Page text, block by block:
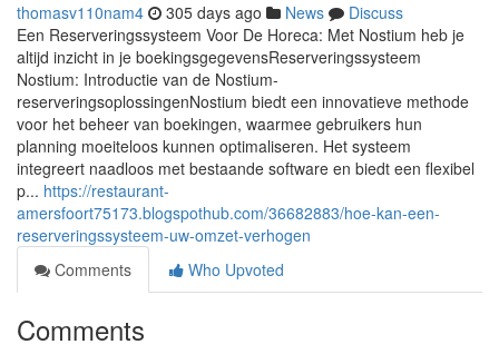
thomasv110nam4 305 days ago News
Discuss
Een Reserveringssysteem Voor De Horeca: Met Nostium heb je
altijd inzicht in je boekingsgegevensReserveringssysteem
Nostium: Introductie van de Nostium-
reserveringsoplossingenNostium biedt een innovatieve methode
voor het beheer van boekingen, waarmee gebruikers hun
planning moeiteloos kunnen optimaliseren. Het systeem
integreert naadloos met bestaande software en biedt een flexibel
p... https://restaurant-
amersfoort75173.blogspothub.com/36682883/hoe-kan-een-
reserveringssysteem-uw-omzet-verhogen
Comments
Who Upvoted
Comments